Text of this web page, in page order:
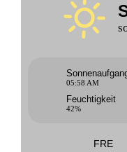
05:58 AM
Feuchtigkeit
42%
FRE